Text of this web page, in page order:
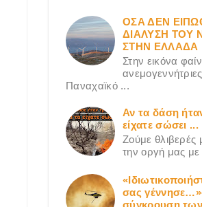
ΟΣΑ ΔΕN
ΔΙΑΛΥΣΗ ΤΟΥ
ΣΤΗΝ ΕΛΛΑΔΑ
Στην εικόνα
Παναχαϊκό ...
Αν τα δάση
είχατε σώσει ...
Ζούμε θλιβερές
την οργή μας
σας
σύγκρουση